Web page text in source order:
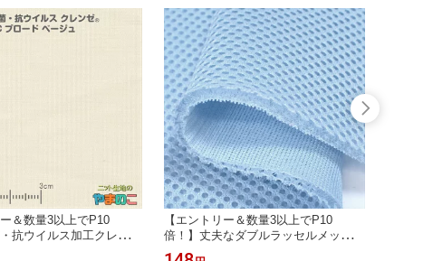
ー＆数量3以上でP10
抗ウイルス加工クレンゼ
ベージュ 抗ウィルス マ
【エントリー＆数量3以上でP10
倍！】丈夫なダブルラッセルメッシュ
サックス 厚手ハードタイプ150cm巾